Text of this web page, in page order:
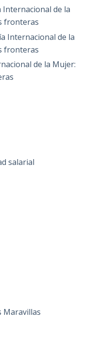
Internacional de la
fronteras
Internacional de la
fronteras
de la Mujer:
salarial
Maravillas